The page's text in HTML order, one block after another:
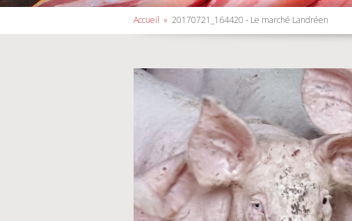
Accueil » 20170721_164420 - Le marché Landréen